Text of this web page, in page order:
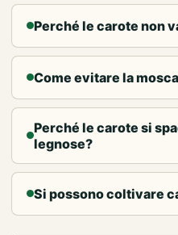
Perché le carote non
Come evitare la
Perché le carote si
legnose?
Si possono coltivare